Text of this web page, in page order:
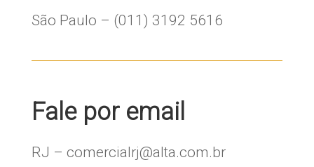
São Paulo – (011) 3192 5616
Fale por email
RJ – comercialrj@alta.com.br